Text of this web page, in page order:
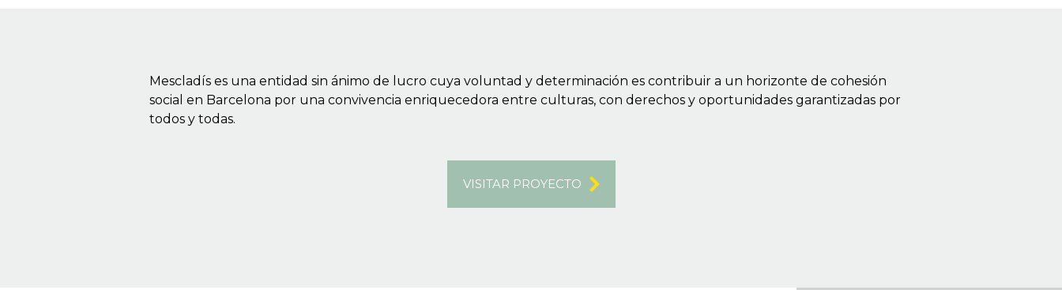
Mescladís es una entidad sin ánimo de lucro cuya voluntad y determinación es contribuir a un horizonte de cohesión
social en Barcelona por una convivencia enriquecedora entre culturas, con derechos y oportunidades garantizadas por
todos y todas.
VISITAR PROYECTO